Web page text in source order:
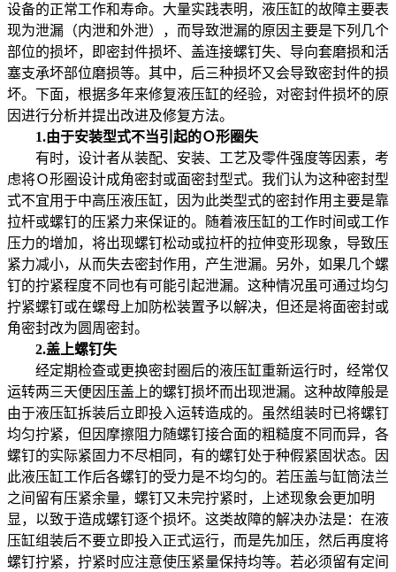
设备的正常工作和寿命。大量实践表明，液压缸的故障主要表
现为泄漏（内泄和外泄），而导致泄漏的原因主要是下列几个
部位的损坏，即密封件损坏、盖连接螺钉失、导向套磨损和活
塞支承坏部位磨损等。其中，后三种损坏又会导致密封件的损
坏。下面，根据多年来修复液压缸的经验，对密封件损坏的原
因进行分析并提出改进及修复方法。
1.由于安装型式不当引起的Ｏ形圈失
有时，设计者从装配、安装、工艺及零件强度等因素，考
虑将Ｏ形圈设计成角密封或面密封型式。我们认为这种密封型
式不宜用于中高压液压缸，因为此类型式的密封作用主要是靠
拉杆或螺钉的压紧力来保证的。随着液压缸的工作时间或工作
压力的增加，将出现螺钉松动或拉杆的拉伸变形现象，导致压
紧力减小，从而失去密封作用，产生泄漏。另外，如果几个螺
钉的拧紧程度不同也有可能引起泄漏。这种情况虽可通过均匀
拧紧螺钉或在螺母上加防松装置予以解决，但还是将面密封或
角密封改为圆周密封。
2.盖上螺钉失
经定期检查或更换密封圈后的液压缸重新运行时，经常仅
运转两三天便因压盖上的螺钉损坏而出现泄漏。这种故障般是
由于液压缸拆装后立即投入运转造成的。虽然组装时已将螺钉
均匀拧紧，但因摩擦阻力随螺钉接合面的粗糙度不同而异，各
螺钉的实际紧固力不尽相同，有的螺钉处于种假紧固状态。因
此液压缸工作后各螺钉的受力是不均匀的。若压盖与缸筒法兰
之间留有压紧余量，螺钉又未完拧紧时，上述现象会更加明
显，以致于造成螺钉逐个损坏。这类故障的解决办法是：在液
压缸组装后不要立即投入正式运行，而是先加压，然后再度将
螺钉拧紧，拧紧时应注意使压紧量保持均等。若必须留有定间